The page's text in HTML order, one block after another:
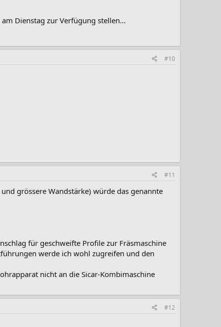
Dienstag zur Verfügung stellen...
#10
#11
grössere Wandstärke) würde das genannte
für geschweifte Profile zur Fräsmaschine
werde ich wohl zugreifen und den
nicht an die Sicar-Kombimaschine
#12